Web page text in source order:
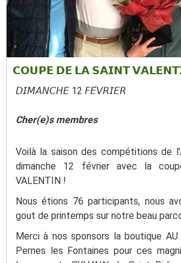
𝗖𝗢𝗨𝗣𝗘 𝗗𝗘 𝗟𝗔 𝗦𝗔𝗜𝗡𝗧
𝘋𝘐𝘔𝘈𝘕𝘊𝘏𝘌 12 𝘍𝘌́𝘝𝘙𝘐𝘌𝘙
Cher(e)s membres
Voilà la saison des compétitions de
dimanche 12 février avec la
VALENTIN !
Nous étions 76 participants, nous
gout de printemps sur notre beau
Merci à nos sponsors la boutique AU
Pernes les Fontaines pour ces